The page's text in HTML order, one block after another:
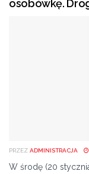
osobówkę.
PRZEZ ADMINISTRACJA
W środę (20